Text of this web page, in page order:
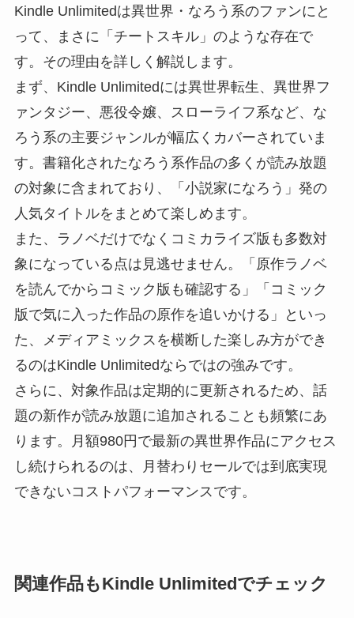
Kindle Unlimitedは異世界・なろう系のファンにと
って、まさに「チートスキル」のような存在で
す。その理由を詳しく解説します。
まず、Kindle Unlimitedには異世界転生、異世界フ
ァンタジー、悪役令嬢、スローライフ系など、な
ろう系の主要ジャンルが幅広くカバーされていま
す。書籍化されたなろう系作品の多くが読み放題
の対象に含まれており、「小説家になろう」発の
人気タイトルをまとめて楽しめます。
また、ラノベだけでなくコミカライズ版も多数対
象になっている点は見逃せません。「原作ラノベ
を読んでからコミック版も確認する」「コミック
版で気に入った作品の原作を追いかける」といっ
た、メディアミックスを横断した楽しみ方ができ
るのはKindle Unlimitedならではの強みです。
さらに、対象作品は定期的に更新されるため、話
題の新作が読み放題に追加されることも頻繁にあ
ります。月額980円で最新の異世界作品にアクセス
し続けられるのは、月替わりセールでは到底実現
できないコストパフォーマンスです。
関連作品もKindle Unlimitedでチェック